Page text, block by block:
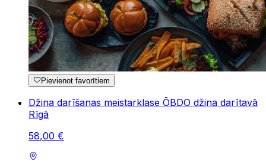
Pievienot favorītiem
Džina darīšanas meistarklase ŌBDO džina darītavā
Rīgā
58,00 €